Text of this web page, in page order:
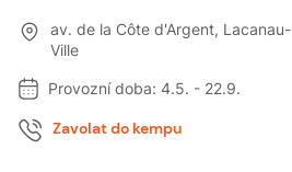
av. de la Côte d'Argent, Lacanau-
Ville
Provozní doba: 4.5. - 22.9.
Zavolat do kempu